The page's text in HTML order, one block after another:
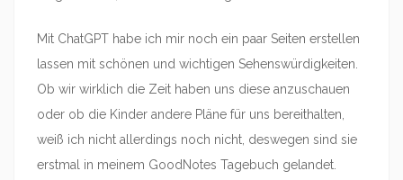
Mit ChatGPT habe ich mir noch ein paar Seiten erstellen
lassen mit schönen und wichtigen Sehenswürdigkeiten.
Ob wir wirklich die Zeit haben uns diese anzuschauen
oder ob die Kinder andere Pläne für uns bereithalten,
weiß ich nicht allerdings noch nicht, deswegen sind sie
erstmal in meinem GoodNotes Tagebuch gelandet.